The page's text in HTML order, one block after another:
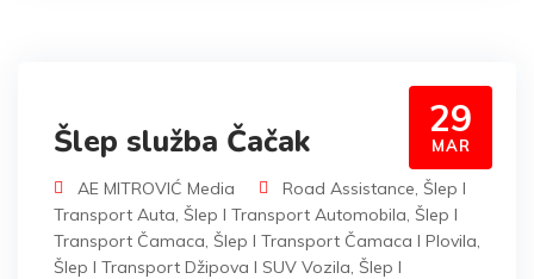
29
MAR
Šlep služba Čačak
AE MITROVIĆ Media Road Assistance, Šlep I
Transport Auta, Šlep I Transport Automobila, Šlep I
Transport Čamaca, Šlep I Transport Čamaca I Plovila,
Šlep I Transport Džipova I SUV Vozila, Šlep I